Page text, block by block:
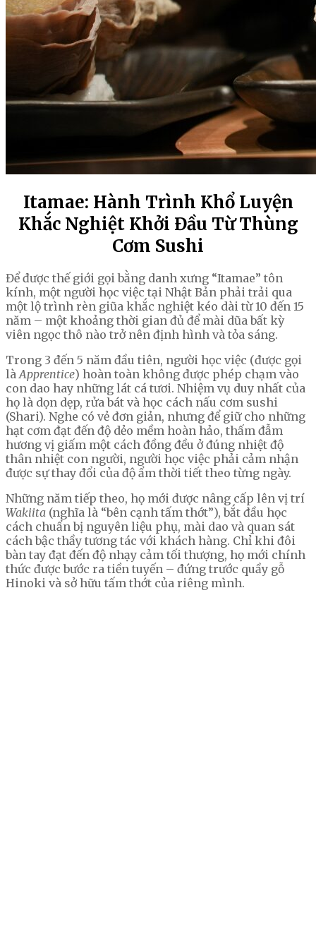
Itamae: Hành Trình Khổ Luyện
Khắc Nghiệt Khởi Đầu Từ Thùng
Cơm Sushi
Để được thế giới gọi bằng danh xưng “Itamae” tôn
kính, một người học việc tại Nhật Bản phải trải qua
một lộ trình rèn giũa khắc nghiệt kéo dài từ 10 đến 15
năm – một khoảng thời gian đủ để mài dũa bất kỳ
viên ngọc thô nào trở nên định hình và tỏa sáng.
Trong 3 đến 5 năm đầu tiên, người học việc (được gọi
làApprentice) hoàn toàn không được phép chạm vào
con dao hay những lát cá tươi. Nhiệm vụ duy nhất của
họ là dọn dẹp, rửa bát và học cách nấu cơm sushi
(Shari). Nghe có vẻ đơn giản, nhưng để giữ cho những
hạt cơm đạt đến độ dẻo mềm hoàn hảo, thấm đẫm
hương vị giấm một cách đồng đều ở đúng nhiệt độ
thân nhiệt con người, người học việc phải cảm nhận
được sự thay đổi của độ ẩm thời tiết theo từng ngày.
Những năm tiếp theo, họ mới được nâng cấp lên vị trí
Wakiita (nghĩa là “bên cạnh tấm thớt”), bắt đầu học
cách chuẩn bị nguyên liệu phụ, mài dao và quan sát
cách bậc thầy tương tác với khách hàng. Chỉ khi đôi
bàn tay đạt đến độ nhạy cảm tối thượng, họ mới chính
thức được bước ra tiền tuyến – đứng trước quầy gỗ
Hinoki và sở hữu tấm thớt của riêng mình.